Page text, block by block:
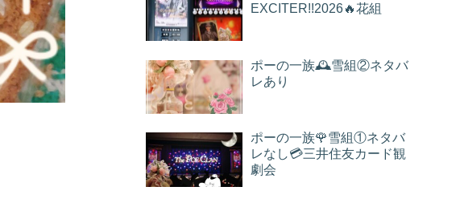
EXCITER!!2026🔥花組
ポーの一族🕰雪組②ネタバ
レあり
ポーの一族🌹雪組①ネタバ
レなし💳三井住友カード観
劇会